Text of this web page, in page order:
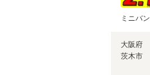
ミニバン
大阪府
茨木市